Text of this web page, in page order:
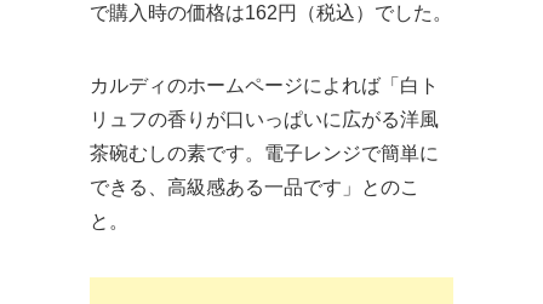
で購入時の価格は162円（税込）でした。
カルディのホームページによれば「白ト
リュフの香りが口いっぱいに広がる洋風
茶碗むしの素です。電子レンジで簡単に
できる、高級感ある一品です」とのこ
と。